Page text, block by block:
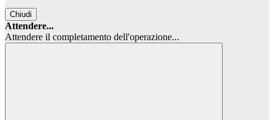
Chiudi
Attendere...
Attendere il completamento dell'operazione...